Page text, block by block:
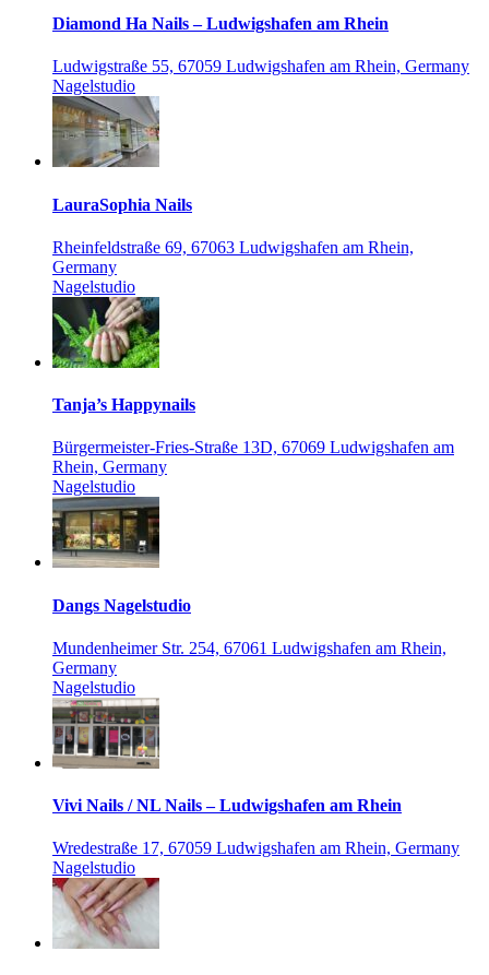
Diamond Ha Nails – Ludwigshafen am Rhein
Ludwigstraße 55, 67059 Ludwigshafen am Rhein, Germany
Nagelstudio
LauraSophia Nails
Rheinfeldstraße 69, 67063 Ludwigshafen am Rhein,
Germany
Nagelstudio
Tanja’s Happynails
Bürgermeister-Fries-Straße 13D, 67069 Ludwigshafen am
Rhein, Germany
Nagelstudio
Dangs Nagelstudio
Mundenheimer Str. 254, 67061 Ludwigshafen am Rhein,
Germany
Nagelstudio
Vivi Nails / NL Nails – Ludwigshafen am Rhein
Wredestraße 17, 67059 Ludwigshafen am Rhein, Germany
Nagelstudio